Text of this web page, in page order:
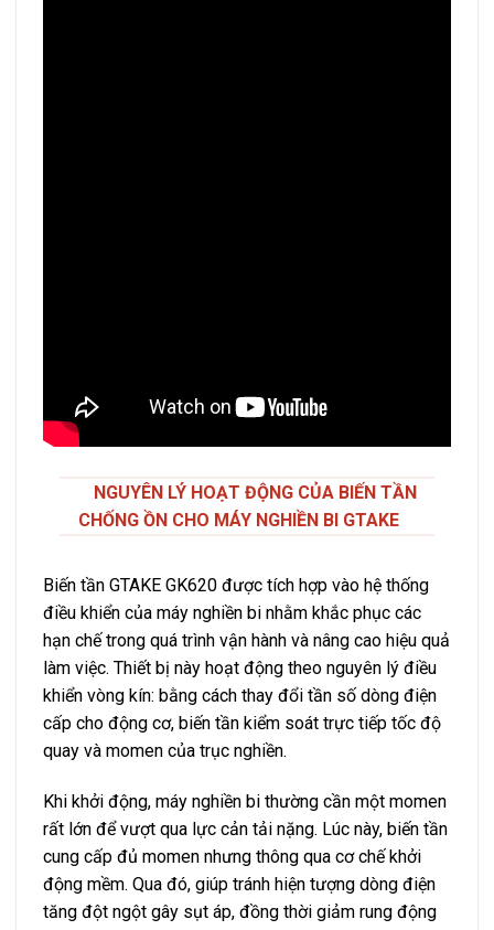
NGUYÊN LÝ HOẠT ĐỘNG CỦA BIẾN TẦN
CHỐNG ỒN CHO MÁY NGHIỀN BI GTAKE
Biến tần GTAKE GK620 được tích hợp vào hệ thống
điều khiển của máy nghiền bi nhằm khắc phục các
hạn chế trong quá trình vận hành và nâng cao hiệu quả
làm việc. Thiết bị này hoạt động theo nguyên lý điều
khiển vòng kín: bằng cách thay đổi tần số dòng điện
cấp cho động cơ, biến tần kiểm soát trực tiếp tốc độ
quay và momen của trục nghiền.
Khi khởi động, máy nghiền bi thường cần một momen
rất lớn để vượt qua lực cản tải nặng. Lúc này, biến tần
cung cấp đủ momen nhưng thông qua cơ chế khởi
động mềm. Qua đó, giúp tránh hiện tượng dòng điện
tăng đột ngột gây sụt áp, đồng thời giảm rung động